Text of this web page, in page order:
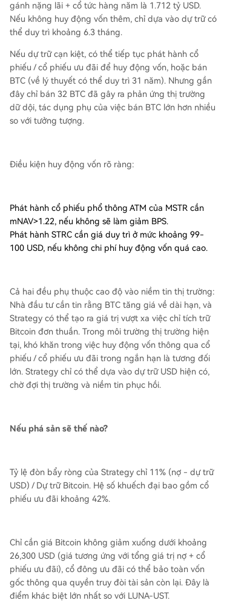
gánh nặng lãi + cổ tức hàng năm là 1.712 tỷ USD.
Nếu không huy động vốn thêm, chỉ dựa vào dự trữ có
thể duy trì khoảng 6.3 tháng.
Nếu dự trữ cạn kiệt, có thể tiếp tục phát hành cổ
phiếu / cổ phiếu ưu đãi để huy động vốn, hoặc bán
BTC (về lý thuyết có thể duy trì 31 năm). Nhưng gần
đây chỉ bán 32 BTC đã gây ra phản ứng thị trường
dữ dội, tác dụng phụ của việc bán BTC lớn hơn nhiều
so với tưởng tượng.
Điều kiện huy động vốn rõ ràng:
Phát hành cổ phiếu phổ thông ATM của MSTR cần
mNAV>1.22, nếu không sẽ làm giảm BPS.
Phát hành STRC cần giá duy trì ở mức khoảng 99-
100 USD, nếu không chi phí huy động vốn quá cao.
Cả hai đều phụ thuộc cao độ vào niềm tin thị trường:
Nhà đầu tư cần tin rằng BTC tăng giá về dài hạn, và
Strategy có thể tạo ra giá trị vượt xa việc chỉ tích trữ
Bitcoin đơn thuần. Trong môi trường thị trường hiện
tại, khó khăn trong việc huy động vốn thông qua cổ
phiếu / cổ phiếu ưu đãi trong ngắn hạn là tương đối
lớn. Strategy chỉ có thể dựa vào dự trữ USD hiện có,
chờ đợi thị trường và niềm tin phục hồi.
Nếu phá sản sẽ thế nào?
Tỷ lệ đòn bẩy ròng của Strategy chỉ 11% (nợ - dự trữ
USD) / Dự trữ Bitcoin. Hệ số khuếch đại bao gồm cổ
phiếu ưu đãi khoảng 42%.
Chỉ cần giá Bitcoin không giảm xuống dưới khoảng
26,300 USD (giá tương ứng với tổng giá trị nợ + cổ
phiếu ưu đãi), cổ đông ưu đãi có thể bảo toàn vốn
gốc thông qua quyền truy đòi tài sản còn lại. Đây là
điểm khác biệt lớn nhất so với LUNA-UST.